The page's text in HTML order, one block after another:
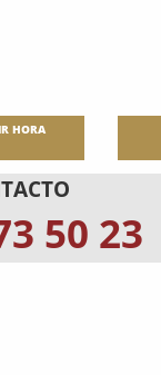
HORA
50 23